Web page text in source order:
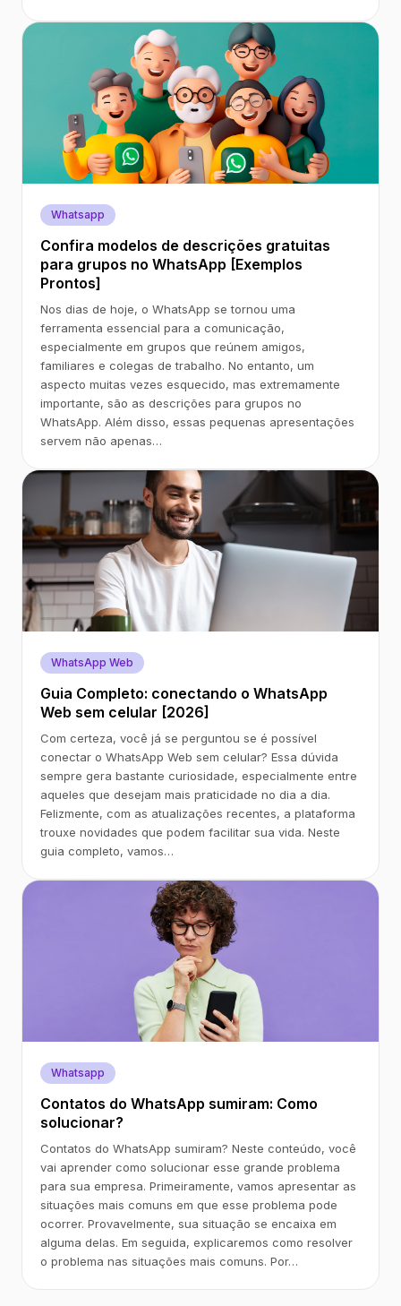
Whatsapp
Confira modelos de descrições gratuitas
para grupos no WhatsApp [Exemplos
Prontos]
Nos dias de hoje, o WhatsApp se tornou uma
ferramenta essencial para a comunicação,
especialmente em grupos que reúnem amigos,
familiares e colegas de trabalho. No entanto, um
aspecto muitas vezes esquecido, mas extremamente
importante, são as descrições para grupos no
WhatsApp. Além disso, essas pequenas apresentações
servem não apenas…
WhatsApp Web
Guia Completo: conectando o WhatsApp
Web sem celular [2026]
Com certeza, você já se perguntou se é possível
conectar o WhatsApp Web sem celular? Essa dúvida
sempre gera bastante curiosidade, especialmente entre
aqueles que desejam mais praticidade no dia a dia.
Felizmente, com as atualizações recentes, a plataforma
trouxe novidades que podem facilitar sua vida. Neste
guia completo, vamos…
Whatsapp
Contatos do WhatsApp sumiram: Como
solucionar?
Contatos do WhatsApp sumiram? Neste conteúdo, você
vai aprender como solucionar esse grande problema
para sua empresa. Primeiramente, vamos apresentar as
situações mais comuns em que esse problema pode
ocorrer. Provavelmente, sua situação se encaixa em
alguma delas. Em seguida, explicaremos como resolver
o problema nas situações mais comuns. Por…